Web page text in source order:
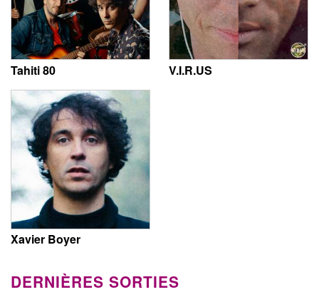
Tahiti 80 V.I.R.US
Xavier Boyer
DERNIÈRES SORTIES